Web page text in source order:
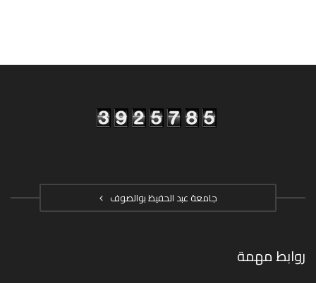
جامعة عبد الحفيظ بوالصوف
روابط مهمة